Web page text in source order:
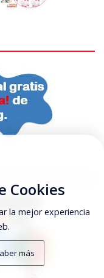
Cookies
la mejor experiencia
más